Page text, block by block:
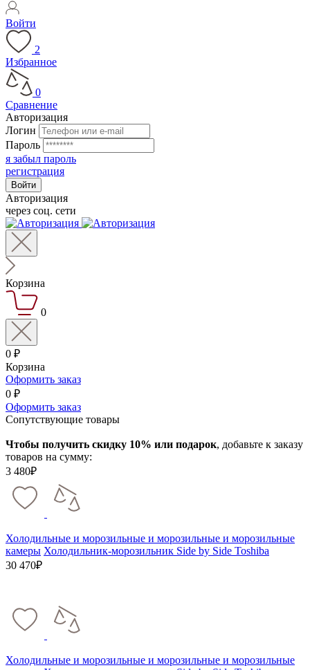
Войти
2
Избранное
0
Сравнение
Авторизация
Логин
Пароль
я забыл пароль
регистрация
Авторизация
через соц. сети
Корзина
0
0 ₽
Корзина
Оформить заказ
0 ₽
Оформить заказ
Сопутствующие товары
Чтобы получить скидку 10% или подарок, добавьте к заказу
товаров на сумму:
3 480₽
Холодильные и морозильные и морозильные и морозильные
камеры Холодильник-морозильник Side by Side Toshiba
30 470₽
Холодильные и морозильные и морозильные и морозильные